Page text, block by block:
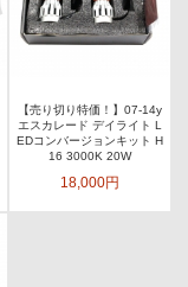
【売り切り特価！】07-14y
エスカレード デイライト L
EDコンバージョンキット H
16 3000K 20W
18,000円